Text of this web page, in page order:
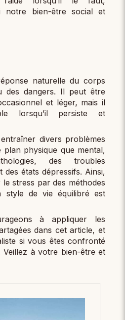
notre bien-être social et
naturelle du corps
des dangers. Il peut être
et léger, mais il
lorsqu’il persiste et
divers problèmes
physique que mental,
des troubles
états dépressifs. Ainsi,
stress par des méthodes
style de vie équilibré est
à appliquer les
dans cet article, et
si vous êtes confronté
à votre bien-être et